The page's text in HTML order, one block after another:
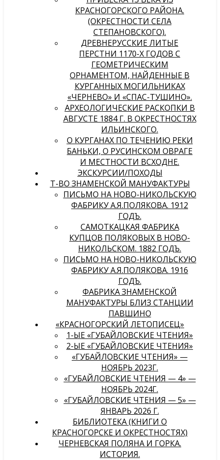
КРАСНОГОРСКОГО РАЙОНА.
(ОКРЕСТНОСТИ СЕЛА
СТЕПАНОВСКОГО).
ДРЕВНЕРУССКИЕ ЛИТЫЕ
ПЕРСТНИ 1170-Х ГОДОВ С
ГЕОМЕТРИЧЕСКИМ
ОРНАМЕНТОМ, НАЙДЕННЫЕ В
КУРГАННЫХ МОГИЛЬНИКАХ
«ЧЕРНЕВО» И «СПАС-ТУШИНО».
АРХЕОЛОГИЧЕСКИЕ РАСКОПКИ В
АВГУСТЕ 1884 Г. В ОКРЕСТНОСТЯХ
ИЛЬИНСКОГО.
О КУРГАНАХ ПО ТЕЧЕНИЮ РЕКИ
БАНЬКИ, О РУСИНСКОМ ОВРАГЕ
И МЕСТНОСТИ ВСХОДНЕ.
ЭКСКУРСИИ/ПОХОДЫ
Т-ВО ЗНАМЕНСКОЙ МАНУФАКТУРЫ
ПИСЬМО НА НОВО-НИКОЛЬСКУЮ
ФАБРИКУ А.Я.ПОЛЯКОВА. 1912
ГОДЪ.
САМОТКАЦКАЯ ФАБРИКА
КУПЦОВ ПОЛЯКОВЫХ В НОВО-
НИКОЛЬСКОМ. 1882 ГОДЪ.
ПИСЬМО НА НОВО-НИКОЛЬСКУЮ
ФАБРИКУ А.Я.ПОЛЯКОВА. 1916
ГОДЪ.
ФАБРИКА ЗНАМЕНСКОЙ
МАНУФАКТУРЫ БЛИЗ СТАНЦИИ
ПАВШИНО
«КРАСНОГОРСКИЙ ЛЕТОПИСЕЦ»
1-ЫЕ «ГУБАЙЛОВСКИЕ ЧТЕНИЯ»
2-ЫЕ «ГУБАЙЛОВСКИЕ ЧТЕНИЯ»
«ГУБАЙЛОВСКИЕ ЧТЕНИЯ» —
НОЯБРЬ 2023Г.
«ГУБАЙЛОВСКИЕ ЧТЕНИЯ — 4» —
НОЯБРЬ 2024Г.
«ГУБАЙЛОВСКИЕ ЧТЕНИЯ — 5» —
ЯНВАРЬ 2026 Г.
БИБЛИОТЕКА (КНИГИ О
КРАСНОГОРСКЕ И ОКРЕСТНОСТЯХ)
ЧЕРНЕВСКАЯ ПОЛЯНА И ГОРКА.
ИСТОРИЯ.